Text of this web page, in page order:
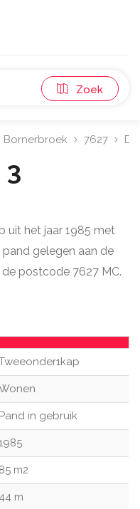
Zoek
Bornerbroek 7627
3
uit het jaar 1985 met
gelegen aan de
postcode 7627 MC.
Pand in gebruik
85 m2
44 m